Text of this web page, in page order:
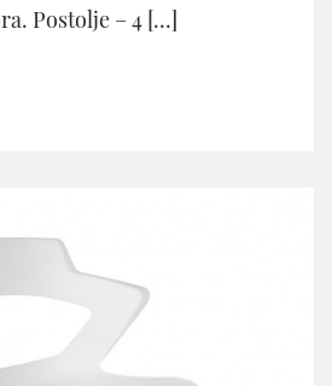
Postolje – 4 […]